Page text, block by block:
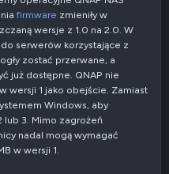
firmware zmieniły w
wersje z 1.0 na 2.0. W
serwerów korzystające z
zostać przerwane, a
już dostępne. QNAP nie
wersji 1 jako obejście. Zamiast
Windows, aby
lub 3. Mimo zagrożeń
nadal mogą wymagać
w wersji 1.